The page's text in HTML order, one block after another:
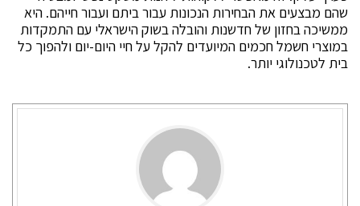
שהם מבצעים את הבחירות הנכונות עבור ביתם ועבור חייהם. היא
ממשיכה בחזון של חדשנות והובלה בשוק הישראלי עם התמקדות
במוצרי חשמל חכמים המיועדים להקל על חיי היום-יום ולהפוך כל
בית לטכנולוגי יותר.